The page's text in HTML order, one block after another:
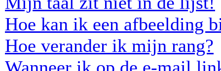
Hoe kan ik een afbeelding
Hoe verander ik mijn rang?